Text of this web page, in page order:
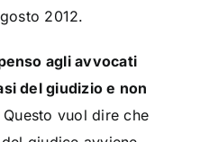
2012.
agli avvocati
del giudizio e non
Questo vuol dire che